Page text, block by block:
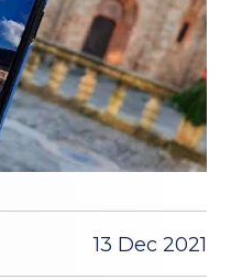
13 Dec 2021